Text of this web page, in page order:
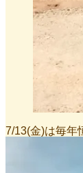
7/13(金)は毎年